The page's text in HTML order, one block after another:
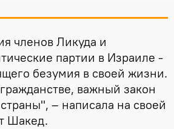
членов Ликуда и
партии в Израиле -
безумия в своей жизни.
важный закон
– написала на своей
Шакед.